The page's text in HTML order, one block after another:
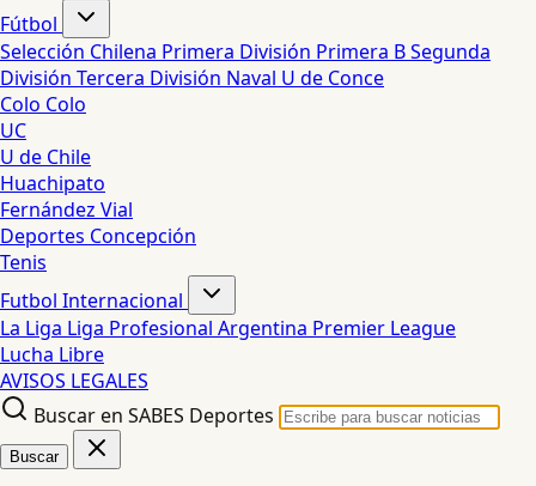
Fútbol
Selección Chilena Primera División Primera BSegunda
División Tercera División Naval U de Conce
Colo Colo
UC
U de Chile
Huachipato
Fernández Vial
Deportes Concepción
Tenis
Futbol Internacional
La Liga Liga Profesional Argentina Premier League
Lucha Libre
AVISOS LEGALES
Buscar en SABES Deportes
Buscar